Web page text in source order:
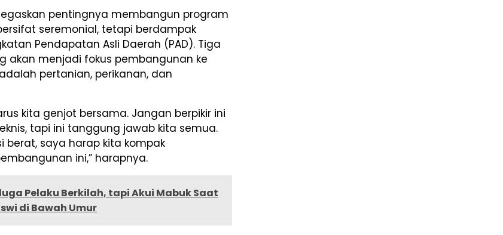
pentingnya membangun program
seremonial, tetapi berdampak
Pendapatan Asli Daerah (PAD). Tiga
akan menjadi fokus pembangunan ke
pertanian, perikanan, dan
kita genjot bersama. Jangan berpikir ini
tapi ini tanggung jawab kita semua.
berat, saya harap kita kompak
ini,” harapnya.
Pelaku Berkilah, tapi Akui Mabuk Saat
di Bawah Umur